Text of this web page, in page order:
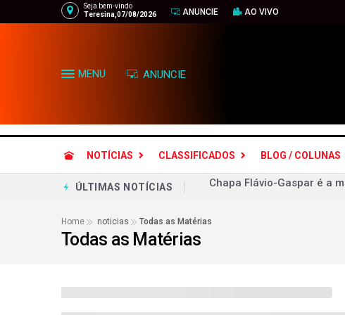
Seja bem-vindo
Teresina,07/08/2026
ANUNCIE AO VIVO
MENU ANUNCIE
NOTÍCIAS CLASSIFICADOS BLOG / COLUNAS
ÚLTIMAS NOTÍCIAS
Lei Maria da Penha
Gilmar Mendes aguarda
Home noticias Todas as Matérias
Todas as Matérias